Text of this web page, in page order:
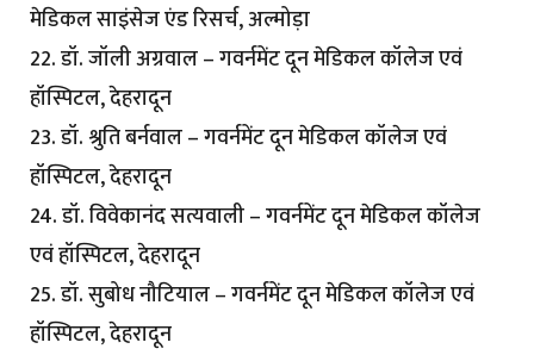
मेडिकल साइंसेज एंड रिसर्च, अल्मोड़ा
22. डॉ. जॉली अग्रवाल – गवर्नमेंट दून मेडिकल कॉलेज एवं
हॉस्पिटल, देहरादून
23. डॉ. श्रुति बर्नवाल – गवर्नमेंट दून मेडिकल कॉलेज एवं
हॉस्पिटल, देहरादून
24. डॉ. विवेकानंद सत्यवाली – गवर्नमेंट दून मेडिकल कॉलेज
एवं हॉस्पिटल, देहरादून
25. डॉ. सुबोध नौटियाल – गवर्नमेंट दून मेडिकल कॉलेज एवं
हॉस्पिटल, देहरादून